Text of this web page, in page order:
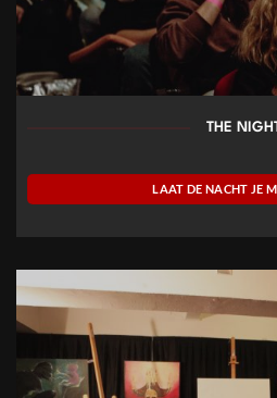
THE
LAAT DE NACHT JE